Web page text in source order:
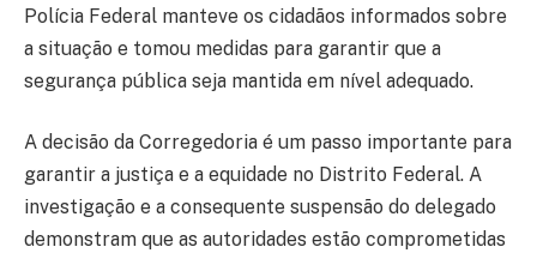
Polícia Federal manteve os cidadãos informados sobre
a situação e tomou medidas para garantir que a
segurança pública seja mantida em nível adequado.
A decisão da Corregedoria é um passo importante para
garantir a justiça e a equidade no Distrito Federal. A
investigação e a consequente suspensão do delegado
demonstram que as autoridades estão comprometidas